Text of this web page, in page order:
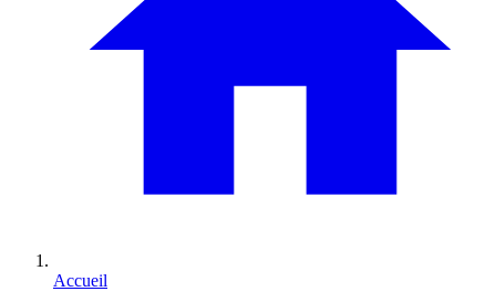
Accueil